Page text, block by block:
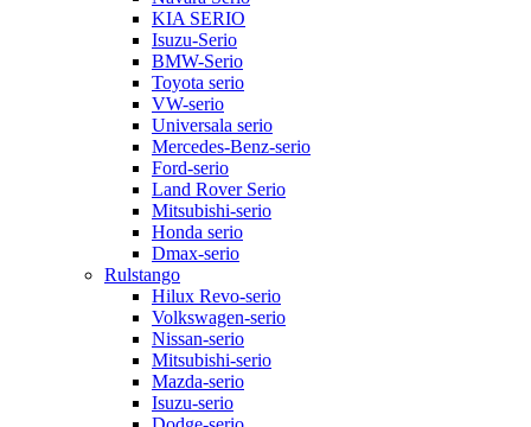
KIA SERIO
Isuzu-Serio
BMW-Serio
Toyota serio
VW-serio
Universala serio
Mercedes-Benz-serio
Ford-serio
Land Rover Serio
Mitsubishi-serio
Honda serio
Dmax-serio
Rulstango
Hilux Revo-serio
Volkswagen-serio
Nissan-serio
Mitsubishi-serio
Mazda-serio
Isuzu-serio